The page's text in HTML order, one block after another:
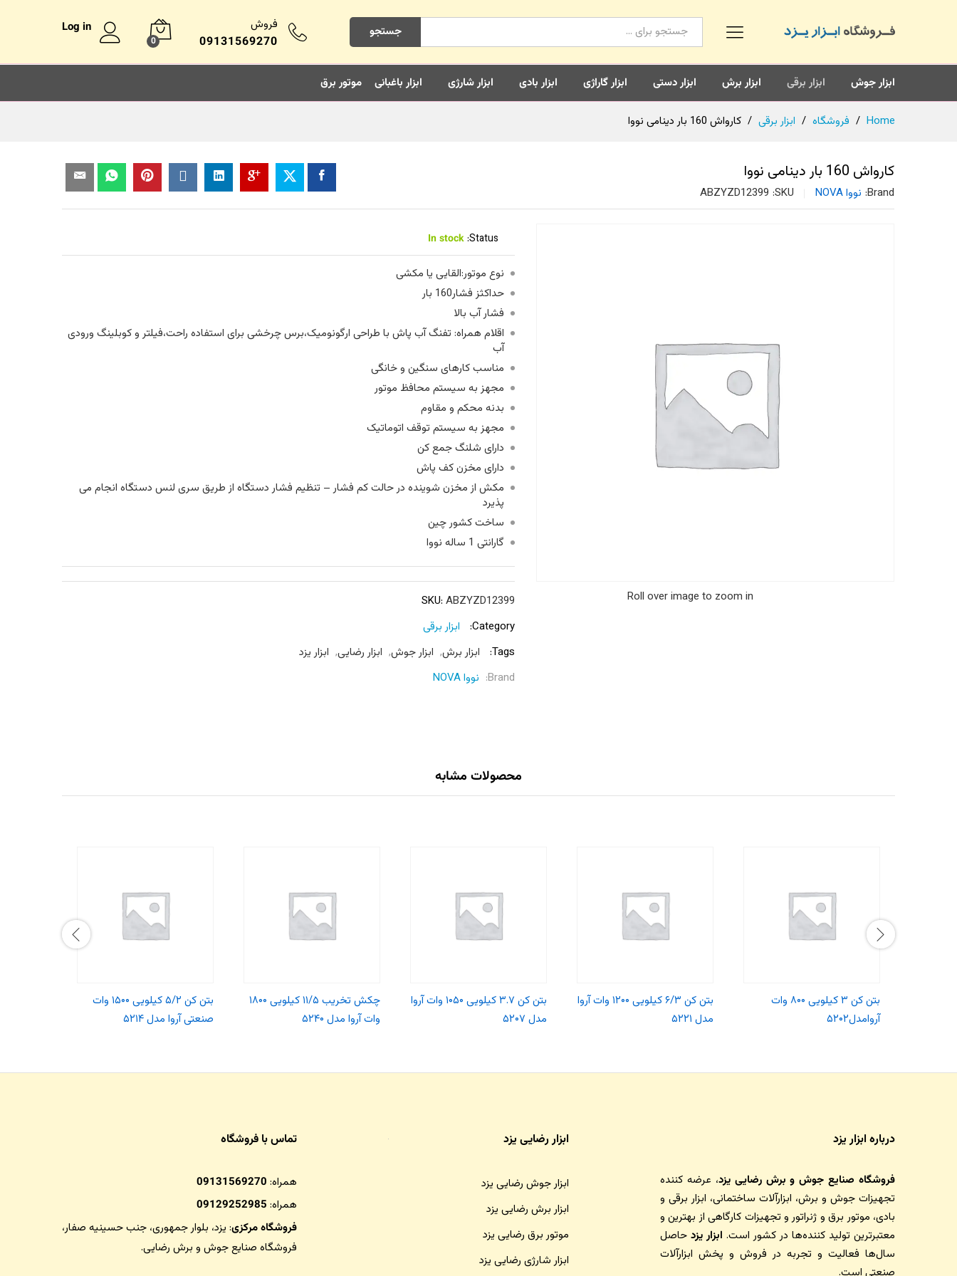
همه محصولات جستجو فروش
09131569270
0
Log in
ابزار جوش ابزار برقی ابزار برش ابزار دستی ابزار گاراژی ابزار بادی ابزار شارژی ابزار باغبانی موتور برق
Home
/ فروشگاه / ابزار برقی / کارواش 160 بار دینامی نووا
کارواش 160 بار دینامی نووا
Brand: نووا NOVA SKU:
ABZYZD12399
Roll over image to zoom in
Status:
In stock
نوع موتور:القایی یا مکشی
حداکثز فشار160 بار
فشار آب بالا
اقلام همراه: تفنگ آب پاش با طراحی ارگونومیک،برس چرخشی برای استفاده راحت،فیلتر و کوبلینگ ورودی
آب
مناسب کارهای سنگین و خانگی
مجهز به سیستم محافظ موتور
بدنه محکم و مقاوم
مجهز به سیستم توقف اتوماتیک
دارای شلنگ جمع کن
دارای مخزن کف پاش
مکش از مخزن شوینده در حالت کم فشار – تنظیم فشار دستگاه از طریق سری لنس دستگاه انجام می
پذیرد
ساخت کشور چین
گارانتی 1 ساله نووا
SKU:ABZYZD12399
Category:
ابزار برقی
Tags:
ابزار برش, ابزار جوش, ابزار رضایی, ابزار یزد
Brand: نووا NOVA
محصولات مشابه
بتن کن ۳ کیلویی ۸۰۰ وات
آروامدل۵۲۰۲
بتن کن ۶/۳ کیلویی ۱۲۰۰ وات آروا
مدل ۵۲۲۱
بتن کن ۳.۷ کیلویی ۱۰۵۰ وات آروا
مدل ۵۲۰۷
چکش تخریب ۱۱/۵ کیلویی ۱۸۰۰
وات آروا مدل ۵۲۴۰
بتن کن ۵/۲ کیلویی ۱۵۰۰ وات
صنعتی آروا مدل ۵۲۱۴
درباره ابزار یزد
فروشگاه صنایع جوش و برش رضایی یزد، عرضه کننده
تجهیزات جوش و برش، ابزارآلات ساختمانی، ابزار برقی و
بادی، موتور برق و ژنراتور و تجهیزات کارگاهی از بهترین و
معتبرترین تولید کننده‌ها در کشور است. ابزار یزد حاصل
سال‌ها فعالیت و تجربه در فروش و پخش ابزارآلات
ابزار رضایی یزد
ابزار جوش رضایی یزد
ابزار برش رضایی یزد
موتور برق رضایی یزد
ابزار شارژی رضایی یزد
تماس با فروشگاه
همراه: 09131569270
همراه: 09129252985
فروشگاه مرکزی: یزد، بلوار جمهوری، جنب حسینیه صفار،
فروشگاه صنایع جوش و برش رضایی.